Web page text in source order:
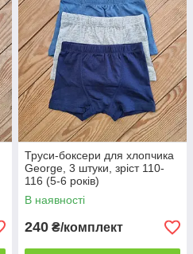
Труси-боксери для хлопчика
George, 3 штуки, зріст 110-
116 (5-6 років)
В наявності
240 ₴/комплект